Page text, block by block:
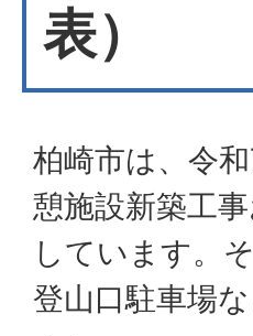
表）
柏崎市は、令
憩施設新築工
しています。
登山口駐車場